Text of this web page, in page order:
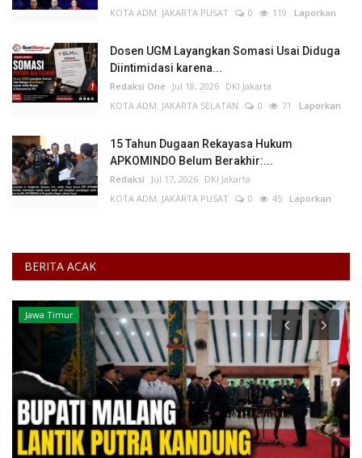
KOTA ADM. JAKARTA PUSAT
0 119 Laporkan
Dosen UGM Layangkan Somasi Usai Diduga
Diintimidasi karena...
Redaksi One Jul 18, 2026 DKI Jakarta
KOTA ADM. JAKARTA SELATAN
0 71 Laporkan
15 Tahun Dugaan Rekayasa Hukum
APKOMINDO Belum Berakhir:...
Redaksi Jul 17, 2026 DKI Jakarta
KOTA ADM. JAKARTA PUSAT
0 45 Laporkan
BERITA ACAK
Jawa Timur